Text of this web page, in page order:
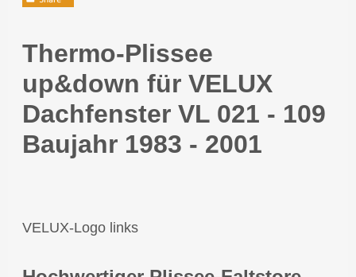
Thermo-Plissee
up&down für VELUX
Dachfenster VL 021 - 109
Baujahr 1983 - 2001
VELUX-Logo links